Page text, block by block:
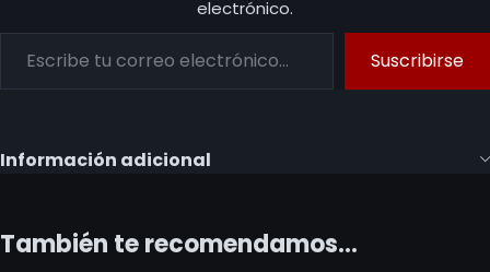
electrónico.
Suscribirse
Información adicional
También te recomendamos…